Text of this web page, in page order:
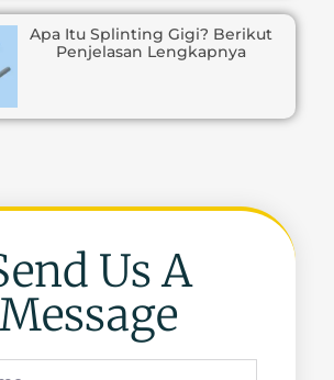
Apa Itu Splinting Gigi? Berikut
Penjelasan Lengkapnya
Us A
Message